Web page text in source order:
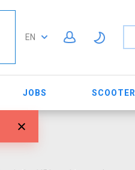
EN
JOBS SCOOTER